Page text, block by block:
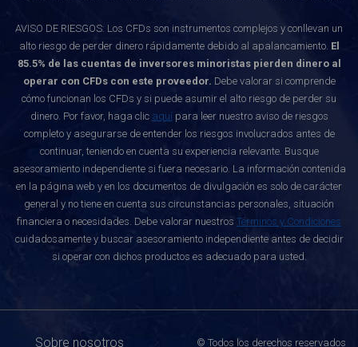
AVISO DE RIESGOS: Los CFDs son instrumentos complejos y conllevan un
alto riesgo de perder dinero rápidamente debido al apalancamiento. El
85.5% de las cuentas de inversores minoristas pierden dinero al
operar con CFDs con este proveedor. Debe valorar si comprende
cómo funcionan los CFDs y si puede asumir el alto riesgo de perder su
dinero. Por favor, haga clic aquípara leer nuestro aviso de riesgos
completo y asegurarse de entender los riesgos involucrados antes de
continuar, teniendo en cuenta su experiencia relevante. Busque
asesoramiento independiente si fuera necesario. La información contenida
en la página web y en los documentos de divulgación es solo de carácter
general y no tiene en cuenta sus circunstancias personales, situación
financiera o necesidades. Debe valorar nuestros Términos y Condiciones
cuidadosamente y buscar asesoramiento independiente antes de decidir
si operar con dichos productos es adecuado para usted.
Sobre nosotros © Todos los derechos reservados